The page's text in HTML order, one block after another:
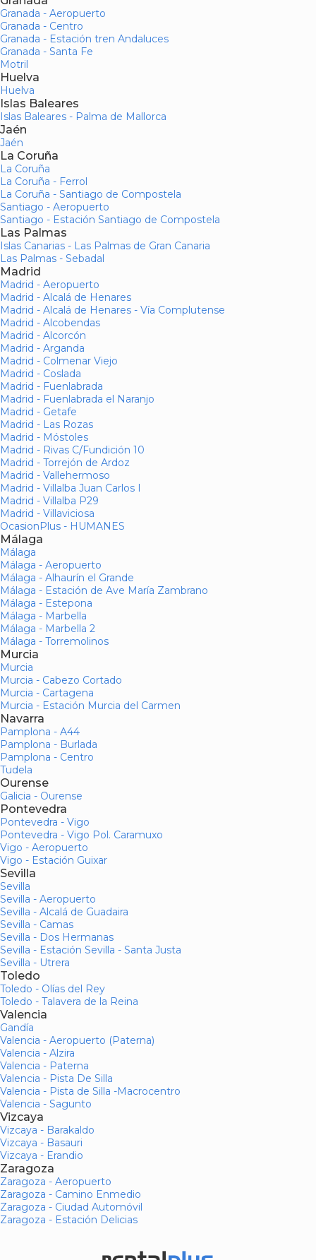
Granada - Aeropuerto
Granada - Centro
Granada - Estación tren Andaluces
Granada - Santa Fe
Motril
Huelva
Huelva
Islas Baleares
Islas Baleares - Palma de Mallorca
Jaén
Jaén
La Coruña
La Coruña
La Coruña - Ferrol
La Coruña - Santiago de Compostela
Santiago - Aeropuerto
Santiago - Estación Santiago de Compostela
Las Palmas
Islas Canarias - Las Palmas de Gran Canaria
Las Palmas - Sebadal
Madrid
Madrid - Aeropuerto
Madrid - Alcalá de Henares
Madrid - Alcalá de Henares - Vía Complutense
Madrid - Alcobendas
Madrid - Alcorcón
Madrid - Arganda
Madrid - Colmenar Viejo
Madrid - Coslada
Madrid - Fuenlabrada
Madrid - Fuenlabrada el Naranjo
Madrid - Getafe
Madrid - Las Rozas
Madrid - Móstoles
Madrid - Rivas C/Fundición 10
Madrid - Torrejón de Ardoz
Madrid - Vallehermoso
Madrid - Villalba Juan Carlos I
Madrid - Villalba P29
Madrid - Villaviciosa
OcasionPlus - HUMANES
Málaga
Málaga
Málaga - Aeropuerto
Málaga - Alhaurín el Grande
Málaga - Estación de Ave María Zambrano
Málaga - Estepona
Málaga - Marbella
Málaga - Marbella 2
Málaga - Torremolinos
Murcia
Murcia
Murcia - Cabezo Cortado
Murcia - Cartagena
Murcia - Estación Murcia del Carmen
Navarra
Pamplona - A44
Pamplona - Burlada
Pamplona - Centro
Tudela
Ourense
Galicia - Ourense
Pontevedra
Pontevedra - Vigo
Pontevedra - Vigo Pol. Caramuxo
Vigo - Aeropuerto
Vigo - Estación Guixar
Sevilla
Sevilla
Sevilla - Aeropuerto
Sevilla - Alcalá de Guadaira
Sevilla - Camas
Sevilla - Dos Hermanas
Sevilla - Estación Sevilla - Santa Justa
Sevilla - Utrera
Toledo
Toledo - Olías del Rey
Toledo - Talavera de la Reina
Valencia
Gandía
Valencia - Aeropuerto (Paterna)
Valencia - Alzira
Valencia - Paterna
Valencia - Pista De Silla
Valencia - Pista de Silla -Macrocentro
Valencia - Sagunto
Vizcaya
Vizcaya - Barakaldo
Vizcaya - Basauri
Vizcaya - Erandio
Zaragoza
Zaragoza - Aeropuerto
Zaragoza - Camino Enmedio
Zaragoza - Ciudad Automóvil
Zaragoza - Estación Delicias